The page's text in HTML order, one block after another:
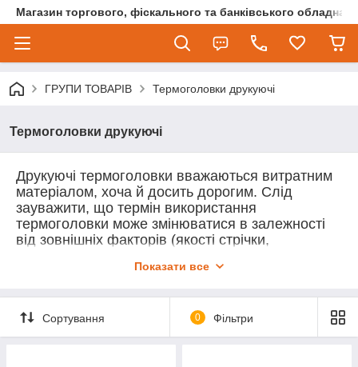
Магазин торгового, фіскального та банківського
ГРУПИ ТОВАРІВ Термоголовки друкуючі
Термоголовки друкуючі
Друкуючі термоголовки вважаються витратним
матеріалом, хоча й досить дорогим. Слід
зауважити, що термін використання
термоголовки може змінюватися в залежності
від зовнішніх факторів (якості стрічки,
залежить в основномувід користувача
обладнання
, ми не можемо давати гарантію на
даний клас витратних матеріалів.
Показати все
Сортування 0 Фільтри